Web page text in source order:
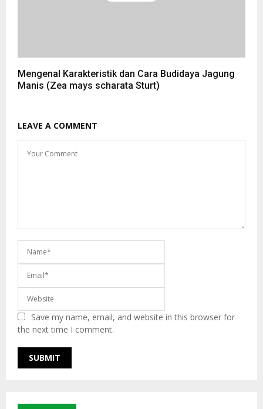
Mengenal Karakteristik dan Cara Budidaya Jagung
Manis (Zea mays scharata Sturt)
LEAVE A COMMENT
Save my name, email, and website in this browser for
the next time I comment.